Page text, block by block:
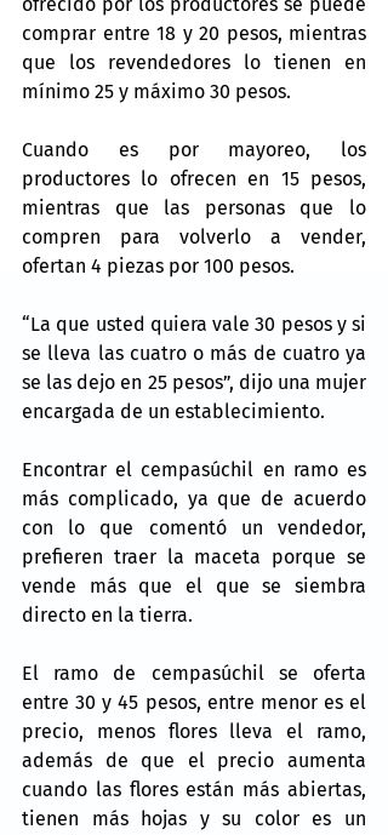
comprar entre 18 y 20 pesos, mientras
que los revendedores lo tienen en
mínimo 25 y máximo 30 pesos.
Cuando es por mayoreo, los
productores lo ofrecen en 15 pesos,
mientras que las personas que lo
compren para volverlo a vender,
ofertan 4 piezas por 100 pesos.
“La que usted quiera vale 30 pesos y si
se lleva las cuatro o más de cuatro ya
se las dejo en 25 pesos”, dijo una mujer
encargada de un establecimiento.
Encontrar el cempasúchil en ramo es
más complicado, ya que de acuerdo
con lo que comentó un vendedor,
prefieren traer la maceta porque se
vende más que el que se siembra
directo en la tierra.
El ramo de cempasúchil se oferta
entre 30 y 45 pesos, entre menor es el
precio, menos flores lleva el ramo,
además de que el precio aumenta
cuando las flores están más abiertas,
tienen más hojas y su color es un